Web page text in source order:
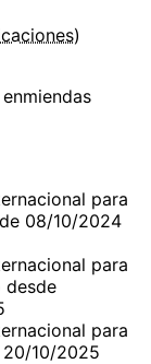
para
08/10/2024
para
desde
para
10/2025